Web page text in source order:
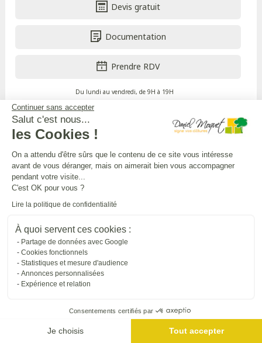
Continuer sans accepter
Salut c'est nous...
les Cookies !
On a attendu d'être sûrs que le contenu de ce site vous intéresse
avant de vous déranger, mais on aimerait bien vous accompagner
pendant votre visite...
C'est OK pour vous ?
Lire la politique de confidentialité
À quoi servent ces cookies :
Partage de données avec Google
Cookies fonctionnels
Statistiques et mesure d'audience
Annonces personnalisées
Expérience et relation
Consentements certifiés par
Je choisis Tout accepter
Devis gratuit
Documentation
Prendre RDV
Du lundi au vendredi, de 9H à 19H
APPEL GRATUIT DEPUIS UN POSTE FIXE
DANIEL MOQUET CLÔTURES
L'UNIVERS DANIEL MOQUET
Tous nos sites internet